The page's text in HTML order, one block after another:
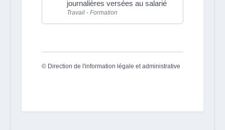
journalières versées au salarié
Travail - Formation
© Direction de l'information légale et administrative